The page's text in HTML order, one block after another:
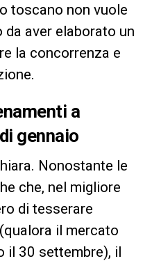
toscano non vuole
aver elaborato un
la concorrenza e
a
gennaio
Nonostante le
che, nel migliore
di tesserare
il mercato
il 30 settembre), il